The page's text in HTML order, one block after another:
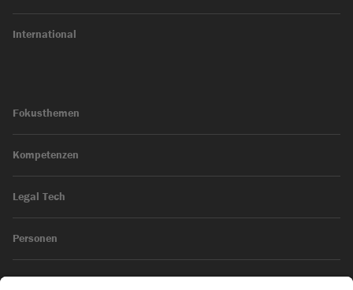
International
Fokusthemen
Kompetenzen
Legal Tech
Personen
News